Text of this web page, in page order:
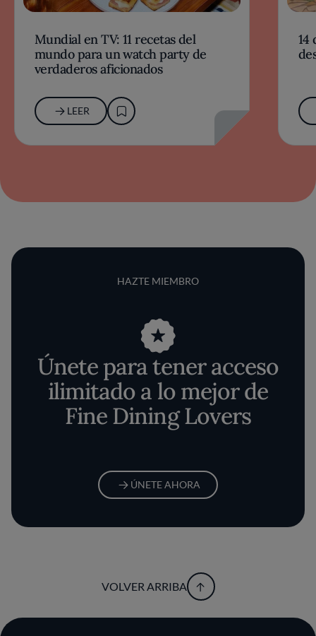
Mundial en TV: 11 recetas del
mundo para un watch party de
verdaderos aficionados
LEER
14
HAZTE MIEMBRO
Únete para tener acceso
ilimitado a lo mejor de
Fine Dining Lovers
ÚNETE AHORA
VOLVER ARRIBA